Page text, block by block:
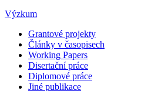
Výzkum
Grantové projekty
Články v časopisech
Working Papers
Disertační práce
Diplomové práce
Jiné publikace